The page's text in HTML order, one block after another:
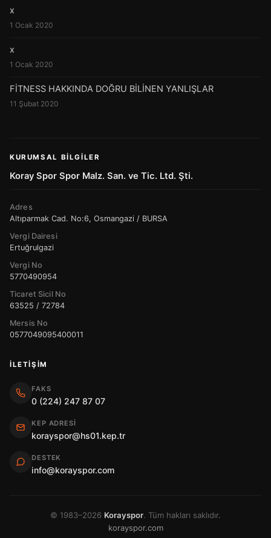
x
1 Ocak 2020
x
1 Ocak 2020
FİTNESS HAKKINDA DOĞRU BİLİNEN YANLIŞLAR
11 Şubat 2020
KURUMSAL BILGILER
Koray Spor Spor Malz. San. ve Tic. Ltd. Şti.
Adres
Altıparmak Cad. No:6, Osmangazi / BURSA
Vergi Dairesi
Ertuğrulgazi
Vergi No
5770490954
Ticaret Sicil No
63525 / 72784
Mersis No
0577049095400011
İLETIŞIM
FAKS
0 (224) 247 87 07
KEP ADRESI
korayspor@hs01.kep.tr
DESTEK
info@korayspor.com
© 1983–2026 Korayspor. Tüm hakları saklıdır.
korayspor.com